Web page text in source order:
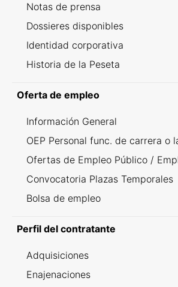
Notas de prensa
Dossieres disponibles
Identidad corporativa
Historia de la Peseta
Oferta de empleo
Información General
OEP Personal func. de carrera o
Ofertas de Empleo Público /
Convocatoria Plazas Temporales
Bolsa de empleo
Perfil del contratante
Adquisiciones
Enajenaciones